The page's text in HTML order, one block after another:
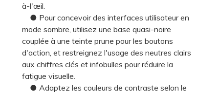
à-l'œil.
● Pour concevoir des interfaces utilisateur en
mode sombre, utilisez une base quasi-noire
couplée à une teinte prune pour les boutons
d'action, et restreignez l'usage des neutres clairs
aux chiffres clés et infobulles pour réduire la
fatigue visuelle.
● Adaptez les couleurs de contraste selon le